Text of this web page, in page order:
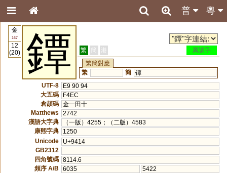
粵
普
金
167
12
(20)
鐔 繁 簡 港
異讀字
繁簡對應
繁
簡 镡
UTF-8
E9 90 94
大五碼
F4EC
倉頡碼 金一田十
Matthews
2742
漢語大字典
（一版）4255；（二版）4583
康熙字典
1250
Unicode
U+9414
GB2312
四角號碼 8114.6
頻序 A/B
6035
5422